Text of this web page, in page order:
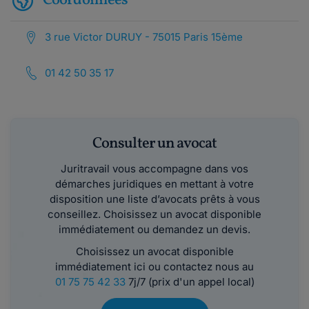
3 rue Victor DURUY - 75015 Paris 15ème
01 42 50 35 17
Consulter un avocat
Juritravail vous accompagne dans vos
démarches juridiques en mettant à votre
disposition une liste d’avocats prêts à vous
conseillez. Choisissez un avocat disponible
immédiatement ou demandez un devis.
Choisissez un avocat disponible
immédiatement ici ou contactez nous au
01 75 75 42 337j/7 (prix d'un appel local)